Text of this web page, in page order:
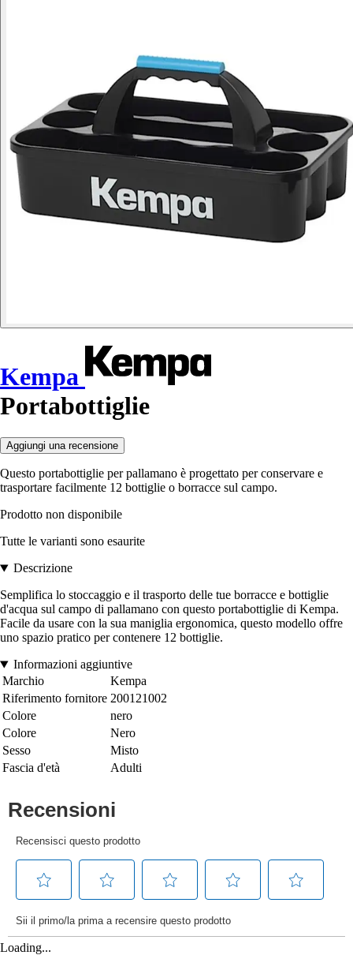
Kempa
Portabottiglie
Aggiungi una recensione
Questo portabottiglie per pallamano è progettato per conservare e
trasportare facilmente 12 bottiglie o borracce sul campo.
Prodotto non disponibile
Tutte le varianti sono esaurite
Descrizione
Semplifica lo stoccaggio e il trasporto delle tue borracce e bottiglie
d'acqua sul campo di pallamano con questo portabottiglie di Kempa.
Facile da usare con la sua maniglia ergonomica, questo modello offre
uno spazio pratico per contenere 12 bottiglie.
Informazioni aggiuntive
Marchio
Kempa
Riferimento fornitore 200121002
Colore
nero
Colore
Nero
Sesso
Misto
Fascia d'età
Adulti
Loading...